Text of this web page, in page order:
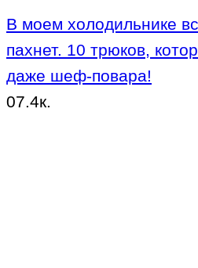
В моем холодильнике
пахнет. 10 трюков,
даже шеф-повара!
07.4к.